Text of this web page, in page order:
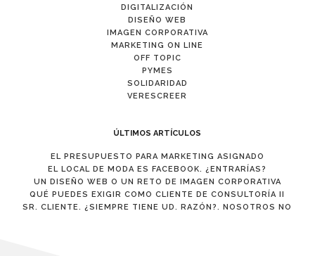
DIGITALIZACIÓN
DISEÑO WEB
IMAGEN CORPORATIVA
MARKETING ON LINE
OFF TOPIC
PYMES
SOLIDARIDAD
VERESCREER
ÚLTIMOS ARTÍCULOS
EL PRESUPUESTO PARA MARKETING ASIGNADO
EL LOCAL DE MODA ES FACEBOOK. ¿ENTRARÍAS?
UN DISEÑO WEB O UN RETO DE IMAGEN CORPORATIVA
QUÉ PUEDES EXIGIR COMO CLIENTE DE CONSULTORÍA II
SR. CLIENTE. ¿SIEMPRE TIENE UD. RAZÓN?. NOSOTROS NO